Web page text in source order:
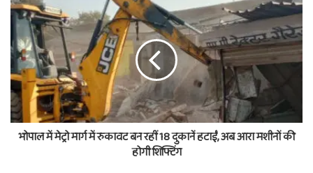
भोपाल में मेट्रो मार्ग में रुकावट बन रहीं 18 दुकानें हटाईं, अब आरा मशीनों की
होगी शिफ्टिंग